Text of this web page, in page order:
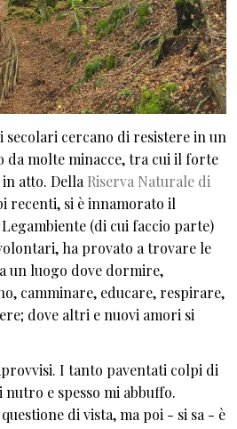
secolari cercano di resistere in un
da molte minacce, tra cui il forte
atto. Della Riserva Naturale di
recenti, si è innamorato il
(di cui faccio parte)
ha provato a trovare le
un luogo dove dormire,
camminare, educare, respirare,
dove altri e nuovi amori si
I tanto paventati colpi di
e spesso mi abbuffo.
di vista, ma poi - si sa - è